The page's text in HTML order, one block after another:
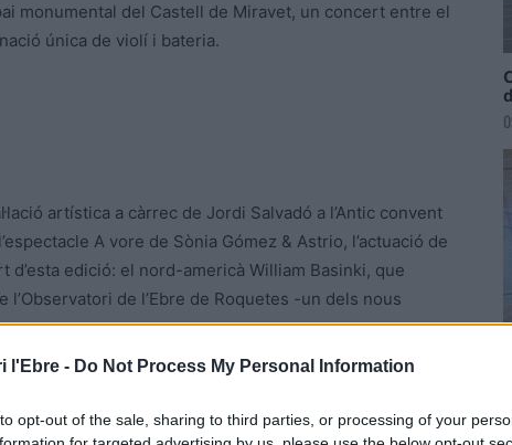
l'Ebre - Do Not Process My Personal Information
opt-out of the sale, sharing to third parties, or processing of your
monumental del Castell de Miravet, un concert entre el
única de violí i bateria.
artística a càrrec de Jordi Salvadó a l’Antic convent
A vore de Sònia Gómez & Astrio, l’actuació de
edició: el nord-americà William Basinki, que
de l’Ebre de Roquetes -un dels nous
els quals destaca el pop i l’electrònica en clau
dvdv o Nara is Neus; o la radicalitat i